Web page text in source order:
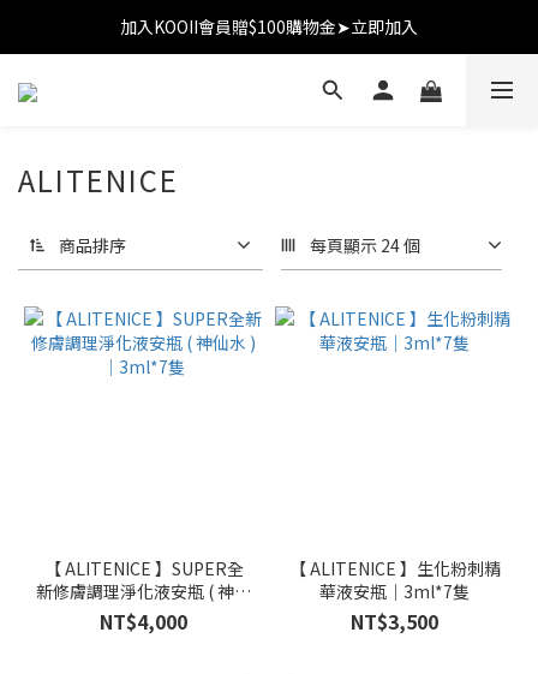
加入KOOII會員贈$100購物金➤立即加入
加入KOOII會員贈$100購物金➤立即加入
全館$3,000免運
ALITENICE
商品排序 每頁顯示 24 個
【 ALITENICE 】SUPER全
新修膚調理淨化液安瓶 ( 神仙
水 )｜3ml*7隻
NT$4,000
【 ALITENICE 】生化粉刺精
華液安瓶｜3ml*7隻
NT$3,500